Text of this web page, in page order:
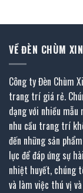
VỀ ĐÈN CHÙM
Công ty Đèn Chùm
trang trí giá rẻ.
dạng với nhiều mẫu
nhu cầu trang trí
đến những sản
lực để đáp ứng sự
nhiệt huyết, chúng
và làm việc thú vị